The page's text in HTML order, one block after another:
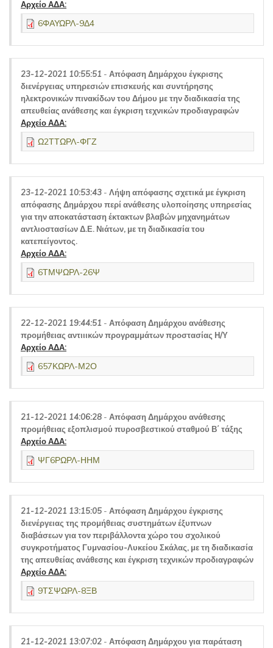
Αρχείο ΑΔΑ:
6ΦΑΥΩΡΛ-9Δ4
23-12-2021 10:55:51 - Απόφαση Δημάρχου έγκρισης
διενέργειας υπηρεσιών επισκευής και συντήρησης
ηλεκτρονικών πινακίδων του Δήμου με την διαδικασία της
απευθείας ανάθεσης και έγκριση τεχνικών προδιαγραφών
Αρχείο ΑΔΑ:
Ω2ΤΤΩΡΛ-ΦΓΖ
23-12-2021 10:53:43 - Λήψη απόφασης σχετικά με έγκριση
απόφασης Δημάρχου περί ανάθεσης υλοποίησης υπηρεσίας
για την αποκατάσταση έκτακτων βλαβών μηχανημάτων
αντλιοστασίων Δ.Ε. Νιάτων, με τη διαδικασία του
κατεπείγοντος.
Αρχείο ΑΔΑ:
6ΤΜΨΩΡΛ-26Ψ
22-12-2021 19:44:51 - Απόφαση Δημάρχου ανάθεσης
προμήθειας αντιιικών προγραμμάτων προστασίας Η/Υ
Αρχείο ΑΔΑ:
657ΚΩΡΛ-Μ2Ο
21-12-2021 14:06:28 - Απόφαση Δημάρχου ανάθεσης
προμήθειας εξοπλισμού πυροσβεστικού σταθμού Β΄ τάξης
Αρχείο ΑΔΑ:
ΨΓ6ΡΩΡΛ-ΗΗΜ
21-12-2021 13:15:05 - Απόφαση Δημάρχου έγκρισης
διενέργειας της προμήθειας συστημάτων έξυπνων
διαβάσεων για τον περιβάλλοντα χώρο του σχολικού
συγκροτήματος Γυμνασίου-Λυκείου Σκάλας, με τη διαδικασία
της απευθείας ανάθεσης και έγκριση τεχνικών προδιαγραφών
Αρχείο ΑΔΑ:
9ΤΣΨΩΡΛ-8ΞΒ
21-12-2021 13:07:02 - Απόφαση Δημάρχου για παράταση